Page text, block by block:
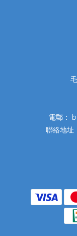
電郵：
聯絡地址